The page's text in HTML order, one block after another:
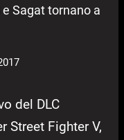
e Sagat tornano a
del DLC
Street Fighter V,